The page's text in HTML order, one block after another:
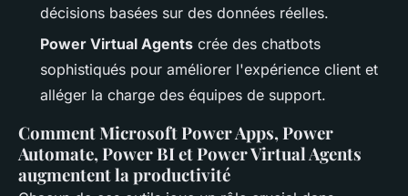
décisions basées sur des données réelles.
Power Virtual Agents crée des chatbots
sophistiqués pour améliorer l'expérience client et
alléger la charge des équipes de support.
Comment Microsoft Power Apps, Power
Automate, Power BI et Power Virtual Agents
augmentent la productivité